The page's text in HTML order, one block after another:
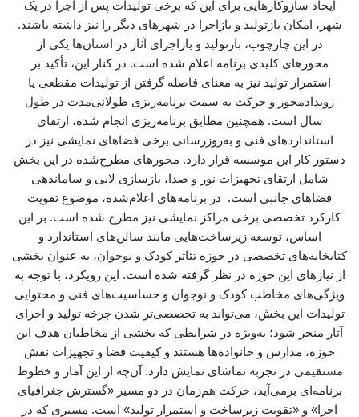
ایجاد سازوکارهایی برای این که برخی تولیدات پس از اجرا در یک
شهر، امکان بازتولید و بازاجرا در شهرهای دیگر را نیز داشته باشند.
در این چارچوب، بازتولید و بازاجرای آثار در استان‌ها یکی از
محورهای کلیدی برنامه اعلام‌ شده است. در کنار این، تأکید بر
استمرار تولید نیز به معنای فاصله گرفتن از تولیدات مقطعی یا
رویدادمحور و حرکت به سمت برنامه‌ریزی طولانی‌مدت در طول
سال است. همچنین مطابق برنامه‌ریزی انجام شده، ارتقای
استانداردهای فنی و به‌روزرسانی برخی فضاهای نمایشی نیز در
دستور کار این موسسه قرار دارد. محورهای مطرح‌شده در این بخش
شامل ارتقای تجهیزات نور و صدا، بازسازی لابی و ساماندهی
فضاهای جانبی است. در برنامه‌های اعلام‌شده، موضوع تقویت
کارکرد تخصصی برخی مراکز نمایشی نیز مطرح شده است. بر این
اساس، توسعه زیرساخت‌هایی مانند سالن‌های استاندارد و
کتابخانه‌های تخصصی در حوزه تئاتر کودک و نوجوان، به عنوان بخشی
از نیازهای این حوزه در نظر گرفته شده است. این رویکرد، با توجه به
ویژگی‌های مخاطب کودک و نوجوان و حساسیت‌های فنی و محتوایی
تولیدات این بخش، می‌تواند به تخصصی‌تر شدن چرخه تولید و اجرای
آثار منجر شود؛ به‌ویژه در شرایطی که بخشی از مخاطبان هدف این
حوزه، مدارس و خانواده‌ها هستند و کیفیت فضا و تجهیزات نقش
مستقیمی در تجربه تماشای نمایش دارد. آن‌چه از این آمار و خطوط
برنامه‌ای برمی‌آید، حرکت هم‌زمان در دو مسیر «گسترش جغرافیای
اجرا» و «تقویت زیرساخت و استمرار تولید» است. مسیری که در